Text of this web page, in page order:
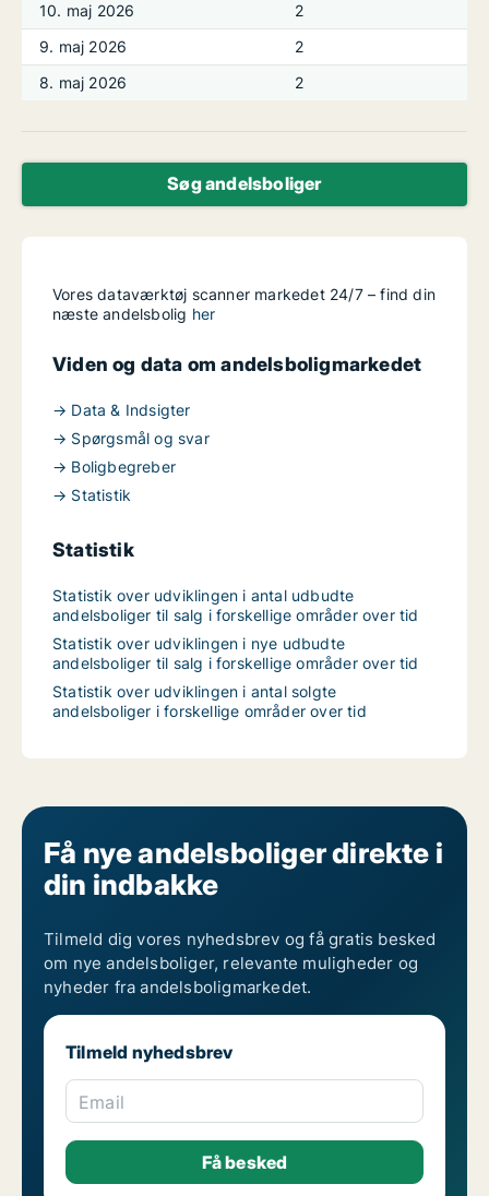
10. maj 2026
2
9. maj 2026
2
8. maj 2026
2
Søg andelsboliger
Vores dataværktøj scanner markedet 24/7 – find din
næste andelsbolig her
Viden og data om andelsboligmarkedet
→ Data & Indsigter
→ Spørgsmål og svar
→ Boligbegreber
→ Statistik
Statistik
Statistik over udviklingen i antal udbudte
andelsboliger til salg i forskellige områder over tid
Statistik over udviklingen i nye udbudte
andelsboliger til salg i forskellige områder over tid
Statistik over udviklingen i antal solgte
andelsboliger i forskellige områder over tid
Få nye andelsboliger direkte i
din indbakke
Tilmeld dig vores nyhedsbrev og få gratis besked
om nye andelsboliger, relevante muligheder og
nyheder fra andelsboligmarkedet.
Tilmeld nyhedsbrev
Email